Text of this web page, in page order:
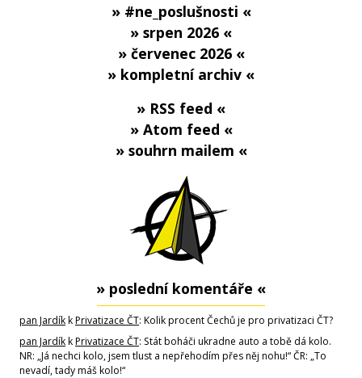
» #ne_poslušnosti «
» srpen 2026 «
» červenec 2026 «
» kompletní archiv «
» RSS feed «
» Atom feed «
» souhrn mailem «
» poslední komentáře «
pan JardíkkPrivatizace ČT: Kolik procent Čechů je pro privatizaci ČT?
pan JardíkkPrivatizace ČT: Stát boháči ukradne auto a tobě dá kolo.
NR: „Já nechci kolo, jsem tlust a nepřehodím přes něj nohu!“ ČR: „To
nevadí, tady máš kolo!“